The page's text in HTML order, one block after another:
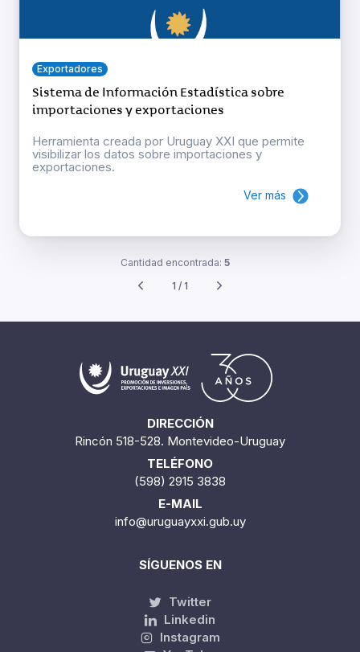
Exportadores
Sistema de Información Estadística sobre
importaciones y exportaciones
Herramienta creada por Uruguay XXI que permite
visibilizar los datos sobre importaciones y
exportaciones.
Ver más
Cantidad encontrada: 5
1 / 1
DIRECCIÓN
Rincón 518-528. Montevideo-Uruguay
TELÉFONO
(598) 2915 3838
E-MAIL
info@uruguayxxi.gub.uy
SÍGUENOS EN
Twitter
Linkedin
Instagram